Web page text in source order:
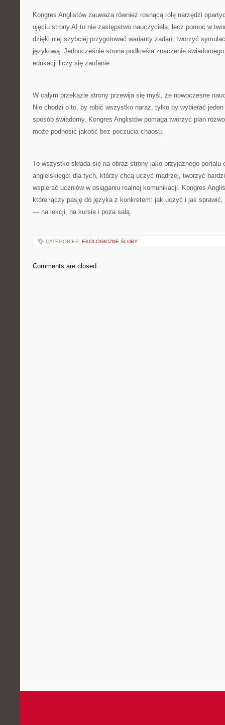
Kongres Anglistów zauważa również rosnącą rolę narzędzi
ujęciu strony AI to nie zastępstwo nauczyciela, lecz pomoc w
dzięki niej szybciej przygotować warianty zadań, tworzyć
językową. Jednocześnie strona podkreśla znaczenie
edukacji liczy się zaufanie.
W całym przekazie strony przewija się myśl, że nowoczesne
Nie chodzi o to, by robić wszystko naraz, tylko by wybierać jeden
sposób świadomy. Kongres Anglistów pomaga tworzyć plan
może podnosić jakość bez poczucia chaosu.
To wszystko składa się na obraz strony jako przyjaznego portalu
angielskiego: dla tych, którzy chcą uczyć mądrzej, tworzyć
wspierać uczniów w osiąganiu realnej komunikacji. Kongres
które łączy pasję do języka z konkretem: jak uczyć i jak sprawić,
— na lekcji, na kursie i poza salą.
CATEGORIES: EKOLOGICZNE ŚLUBY
Comments are closed.